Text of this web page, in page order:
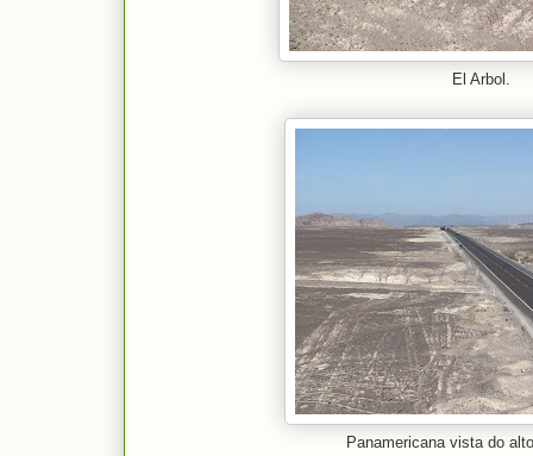
El Arbol.
Panamericana vista do